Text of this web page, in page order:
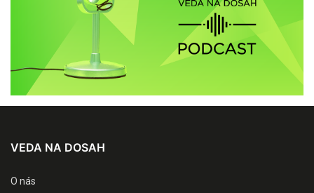
VEDA NA DOSAH
O nás